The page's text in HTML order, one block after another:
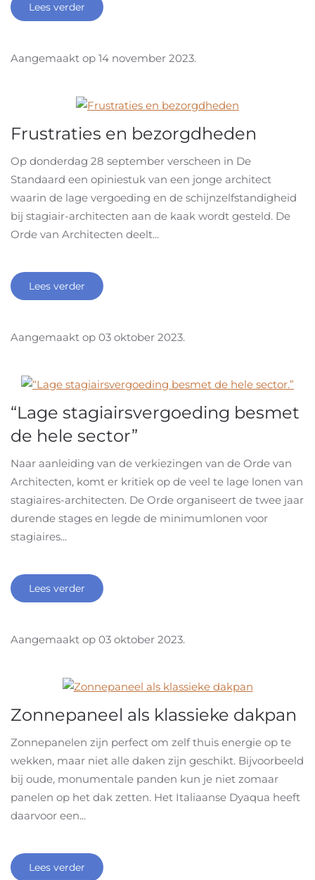
Lees verder
Aangemaakt op 14 november 2023.
Frustraties en bezorgdheden
Op donderdag 28 september verscheen in De
Standaard een opiniestuk van een jonge architect
waarin de lage vergoeding en de schijnzelfstandigheid
bij stagiair-architecten aan de kaak wordt gesteld. De
Orde van Architecten deelt...
Lees verder
Aangemaakt op 03 oktober 2023.
“Lage stagiairsvergoeding besmet
de hele sector”
Naar aanleiding van de verkiezingen van de Orde van
Architecten, komt er kritiek op de veel te lage lonen van
stagiaires-architecten. De Orde organiseert de twee jaar
durende stages en legde de minimumlonen voor
stagiaires...
Lees verder
Aangemaakt op 03 oktober 2023.
Zonnepaneel als klassieke dakpan
Zonnepanelen zijn perfect om zelf thuis energie op te
wekken, maar niet alle daken zijn geschikt. Bijvoorbeeld
bij oude, monumentale panden kun je niet zomaar
panelen op het dak zetten. Het Italiaanse Dyaqua heeft
daarvoor een...
Lees verder